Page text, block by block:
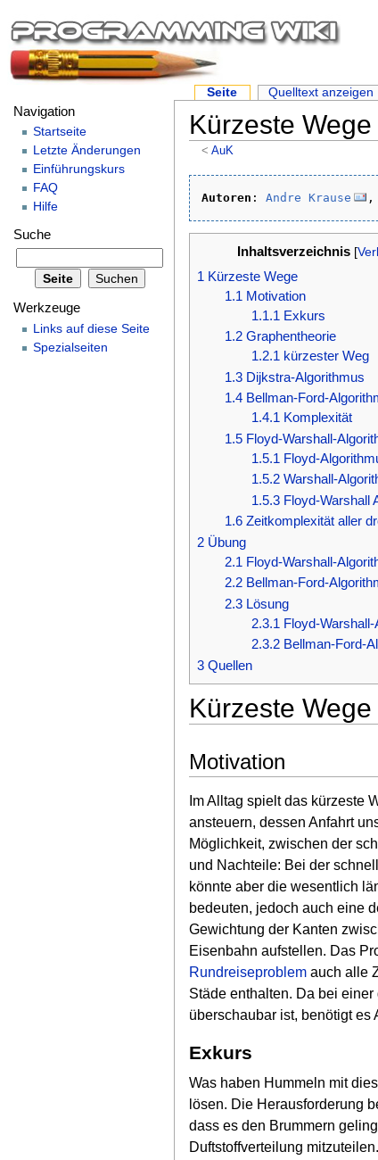
Kürzeste
< AuK
Autoren : Andre Krause ,
Inhaltsverzeichnis [
1 Kürzeste Wege
1.1 Motivation
1.1.1 Exkurs
1.2 Graphentheorie
1.2.1 kürzester Weg
1.3 Dijkstra-Algorithmus
1.4 Bellman-Ford-
1.4.1 Komplexität
1.5 Floyd-Warshall-
1.5.1 Floyd-
1.5.2 Warshall-
1.5.3 Floyd-Warshall
1.6 Zeitkomplexität aller
2 Übung
2.1 Floyd-Warshall-
2.2 Bellman-Ford-
2.3 Lösung
2.3.1 Floyd-
2.3.2 Bellman-Ford-
3 Quellen
Kürzeste Wege
Motivation
Im Alltag spielt das kürzeste
ansteuern, dessen Anfahrt
Möglichkeit, zwischen der
und Nachteile: Bei der
könnte aber die wesentlich
bedeuten, jedoch auch eine
Gewichtung der Kanten
Eisenbahn aufstellen. Das
Rundreiseproblem auch alle
Städe enthalten. Da bei
überschaubar ist, benötigt
Exkurs
Was haben Hummeln mit
lösen. Die Herausforderung
dass es den Brummern
Duftstoffverteilung
Seite Quelltext anzeigen
Navigation
Startseite
Letzte Änderungen
Einführungskurs
FAQ
Hilfe
Suche
Werkzeuge
Links auf diese Seite
Spezialseiten